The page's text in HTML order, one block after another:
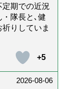
期での近況
隊長と､健
りしていま
+5
2026-08-06